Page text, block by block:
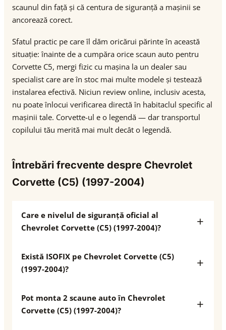
scaunul din față și că centura de siguranță a mașinii se
ancorează corect.
Sfatul practic pe care îl dăm oricărui părinte în această
situație: înainte de a cumpăra orice scaun auto pentru
Corvette C5, mergi fizic cu mașina la un dealer sau
specialist care are în stoc mai multe modele și testează
instalarea efectivă. Niciun review online, inclusiv acesta,
nu poate înlocui verificarea directă în habitaclul specific al
mașinii tale. Corvette-ul e o legendă — dar transportul
copilului tău merită mai mult decât o legendă.
Întrebări frecvente despre Chevrolet
Corvette (C5) (1997-2004)
Care e nivelul de siguranță oficial al
Chevrolet Corvette (C5) (1997-2004)?
Există ISOFIX pe Chevrolet Corvette (C5)
(1997-2004)?
Pot monta 2 scaune auto în Chevrolet
Corvette (C5) (1997-2004)?